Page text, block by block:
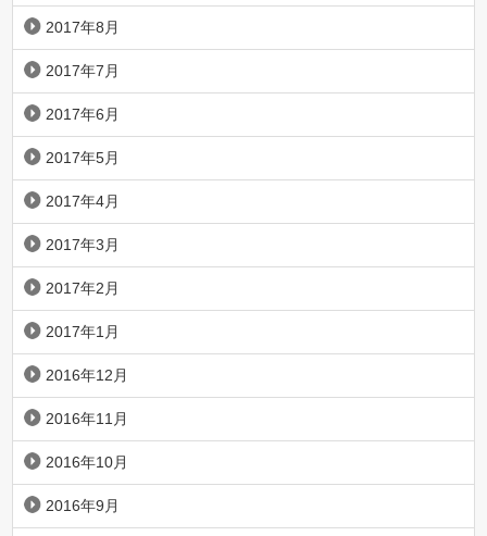
2017年8月
2017年7月
2017年6月
2017年5月
2017年4月
2017年3月
2017年2月
2017年1月
2016年12月
2016年11月
2016年10月
2016年9月